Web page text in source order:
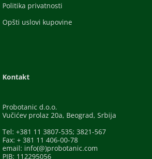
Politika privatnosti
Opšti uslovi kupovine
Kontakt
Probotanic d.o.o.
Vučićev prolaz 20a, Beograd, Srbija
Tel: +381 11 3807-535; 3821-567
Fax: + 381 11 406-00-78
email: info(@)probotanic.com
PIB: 112295056